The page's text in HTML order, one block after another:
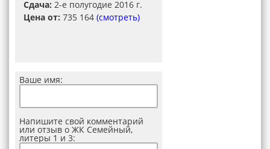
Сдача: 2-е полугодие 2016 г.
Цена от: 735 164 (смотреть)
Ваше имя:
Напишите свой комментарий
или отзыв о ЖК Семейный,
литеры 1 и 3: